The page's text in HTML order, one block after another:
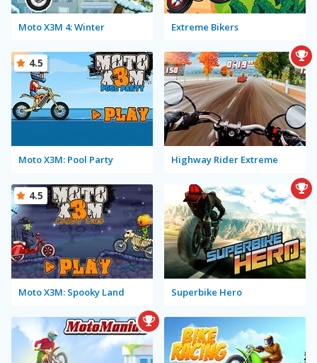
Moto X3M 4: Winter Extreme Bikers
Moto X3M: Pool Party
4.5
Highway Rider Extreme
Moto X3M: Spooky Land
4.5
Superbike Hero